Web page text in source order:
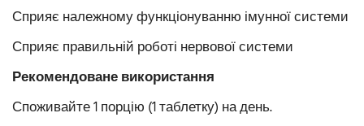
Сприяє належному функціонуванню імунної системи
Сприяє правильній роботі нервової системи
Рекомендоване використання
Споживайте 1 порцію (1 таблетку) на день.